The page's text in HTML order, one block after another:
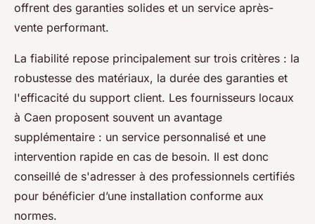
offrent des garanties solides et un service après-
vente performant.
La fiabilité repose principalement sur trois critères : la
robustesse des matériaux, la durée des garanties et
l'efficacité du support client. Les fournisseurs locaux
à Caen proposent souvent un avantage
supplémentaire : un service personnalisé et une
intervention rapide en cas de besoin. Il est donc
conseillé de s'adresser à des professionnels certifiés
pour bénéficier d’une installation conforme aux
normes.